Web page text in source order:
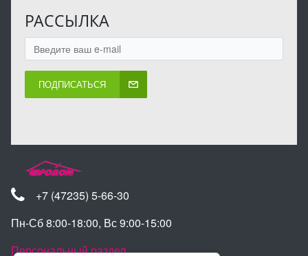
РАССЫЛКА
ПОДПИСАТЬСЯ
+7 (47235) 5-66-30
Пн-Сб 8:00-18:00, Вс 9:00-15:00
Персональный раздел